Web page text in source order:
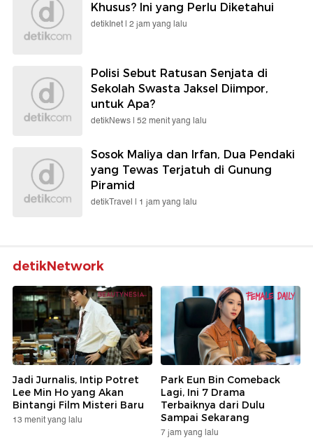
Khusus? Ini yang Perlu Diketahui
detikInet | 2 jam yang lalu
Polisi Sebut Ratusan Senjata di
Sekolah Swasta Jaksel Diimpor,
untuk Apa?
detikNews | 52 menit yang lalu
Sosok Maliya dan Irfan, Dua Pendaki
yang Tewas Terjatuh di Gunung
Piramid
detikTravel | 1 jam yang lalu
detikNetwork
Jadi Jurnalis, Intip Potret
Lee Min Ho yang Akan
Bintangi Film Misteri Baru
13 menit yang lalu
Park Eun Bin Comeback
Lagi, Ini 7 Drama
Terbaiknya dari Dulu
Sampai Sekarang
7 jam yang lalu